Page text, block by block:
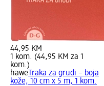
44,95 KM
1 kom. (44,95 KM za 1
kom.)
hawe Traka za grudi – boja
kože, 10 cm x 5 m, 1 kom.